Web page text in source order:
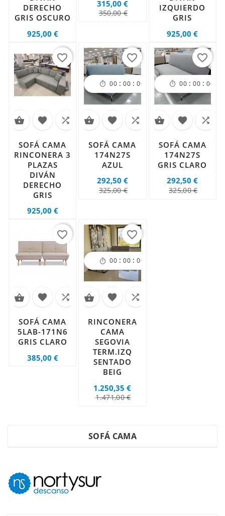
DERECHO
GRIS OSCURO
925,00 €Precio
315,00 €
350,00 €
IZQUIERDO
GRIS
925,00 €Precio
  
SOFÁ CAMA
RINCONERA 3
PLAZAS
DIVÁN
DERECHO
GRIS
925,00 €Precio
favorite_border
 00 : 00 : 00 00
  
SOFÁ CAMA
174N27S
AZUL
292,50 €
325,00 €
favorite_border
 00 : 00 : 00
  
SOFÁ CAMA
174N27S
GRIS CLARO
292,50 €
325,00 €
favorite_border
  
SOFÁ CAMA
5LAB-171N6
GRIS CLARO
385,00 €Precio
favorite_border
 00 : 00 : 00
  
RINCONERA
CAMA
SEGOVIA
TERM.IZQ
SENTADO
BEIG
1.250,35 €
1.471,00 €
favorite_border
SOFÁ CAMA